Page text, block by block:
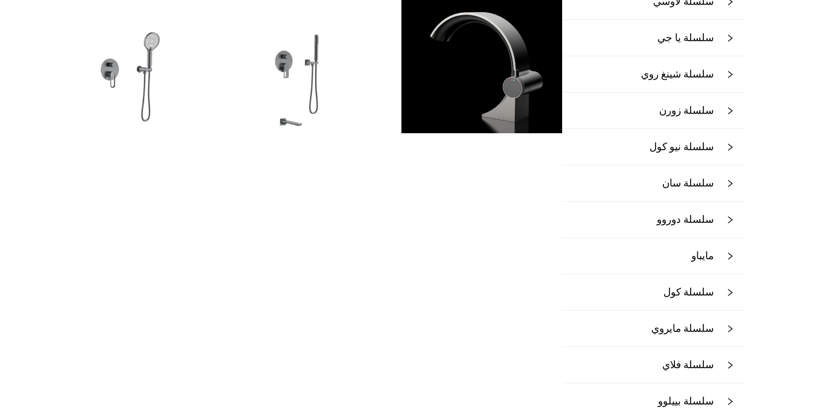
سلسلة يا جي
سلسلة شينغ روي
سلسلة زورن
سلسلة نيو كول
سلسلة سان
سلسلة دوروو
مايباو
سلسلة كول
سلسلة مايروي
سلسلة فلاي
سلسلة بييلوو